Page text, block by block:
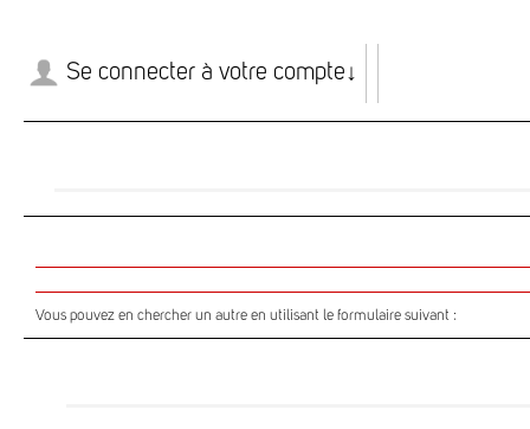
Se connecter à votre compte↓
Vous pouvez en chercher un autre en utilisant le formulaire suivant :